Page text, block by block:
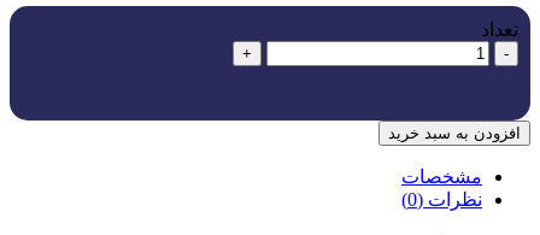
تعداد
-
+
افزودن به سبد خرید
مشخصات
نظرات (0)